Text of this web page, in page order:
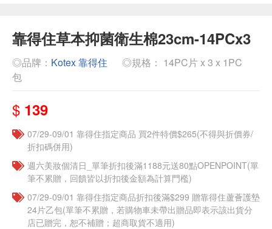
靠得住草本抑菌衛生棉23cm-14PCx3
◎品牌： Kotex 靠得住
◎規格： 14PC片 x 3 x 1PC
包
$ 139
07/29-09/01 靠得住指定商品 買2件特價$265(不得與折價券/
折扣碼併用)
週六美妝個清日_單筆折扣後滿1188元送80點OPENPOINT(單
筆不累贈，回饋皆以折扣後金額為計算門檻)
07/29-09/01 靠得住指定商品折扣後滿$299 贈靠得住蘆薈護墊
24片乙包(單筆不累贈，若購物車未帶出贈品即表示該出貨分
店已贈完，恕不補贈；超商取貨不適用)